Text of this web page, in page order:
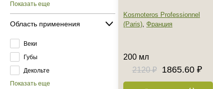
Показать еще
Область применения
Веки
Губы
Декольте
Показать еще
Kosmoteros Professionnel
(Paris), Франция
200 мл
2120 ₽
1865.60 ₽